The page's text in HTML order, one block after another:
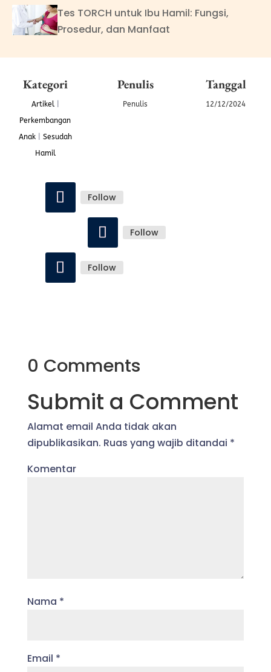
Tes TORCH untuk Ibu Hamil: Fungsi,
Prosedur, dan Manfaat
Kategori
Artikel|
Perkembangan
Anak| Sesudah
Hamil
Penulis
Penulis
Tanggal
12/12/2024
Follow
Follow
Follow
0 Comments
Submit a Comment
Alamat email Anda tidak akan
dipublikasikan. Ruas yang wajib ditandai *
Komentar
Nama *
Email *